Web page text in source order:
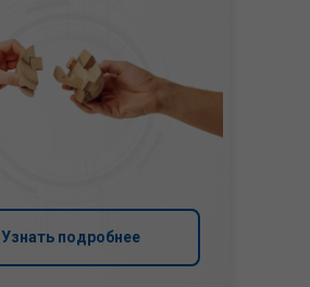
Узнать подробнее